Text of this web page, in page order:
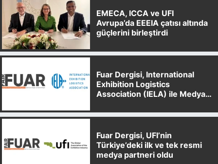
EMECA, ICCA ve UFI
Avrupa’da EEEIA çatısı altında
güçlerini birleştirdi
Fuar Dergisi, International
Exhibition Logistics
Association (IELA) ile Medya
Fuar Dergisi, UFI’nin
Türkiye’deki ilk ve tek resmi
medya partneri oldu